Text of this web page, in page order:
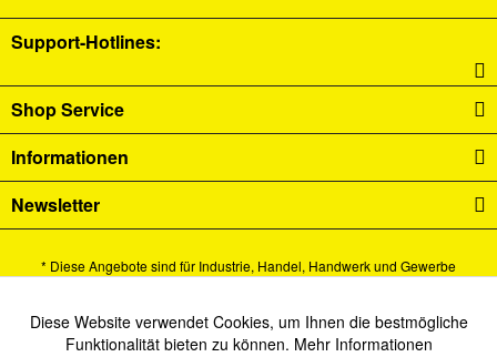
Support-Hotlines:
Shop Service
Informationen
Newsletter
* Diese Angebote sind für Industrie, Handel, Handwerk und Gewerbe
Alle Preise verstehen sich zzgl. Mehrwertsteuer undVersandkostenund ggf.
Nachnahmegebühren, wenn nicht anders beschrieben.
Funktionale Aktiv
Diese Website verwendet Cookies, um Ihnen die bestmögliche
Funktionalität bieten zu können. Mehr Informationen